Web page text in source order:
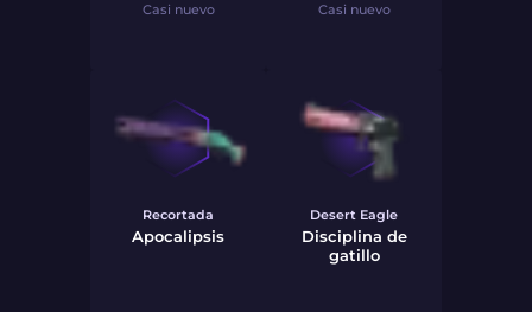
Casi nuevo Casi nuevo
Recortada
Apocalipsis
Desert Eagle
Disciplina de
gatillo